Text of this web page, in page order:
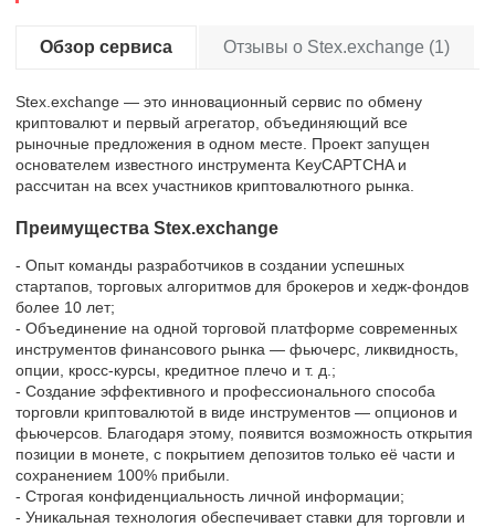
Обзор сервиса Отзывы о Stex.exchange (1)
Stex.exchange — это инновационный сервис по обмену
криптовалют и первый агрегатор, объединяющий все
рыночные предложения в одном месте. Проект запущен
основателем известного инструмента KeyCAPTCHA и
рассчитан на всех участников криптовалютного рынка.
Преимущества Stex.exchange
- Опыт команды разработчиков в создании успешных
стартапов, торговых алгоритмов для брокеров и хедж-фондов
более 10 лет;
- Объединение на одной торговой платформе современных
инструментов финансового рынка — фьючерс, ликвидность,
опции, кросс-курсы, кредитное плечо и т. д.;
- Создание эффективного и профессионального способа
торговли криптовалютой в виде инструментов — опционов и
фьючерсов. Благодаря этому, появится возможность открытия
позиции в монете, с покрытием депозитов только её части и
сохранением 100% прибыли.
- Строгая конфиденциальность личной информации;
- Уникальная технология обеспечивает ставки для торговли и